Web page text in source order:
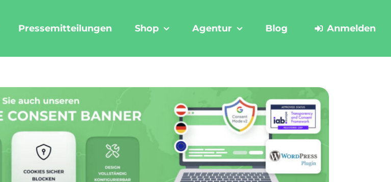
Pressemitteilungen Shop Agentur Blog Anmelden